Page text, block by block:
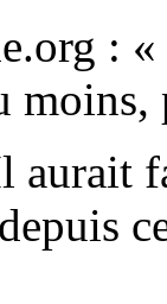
:
aurait